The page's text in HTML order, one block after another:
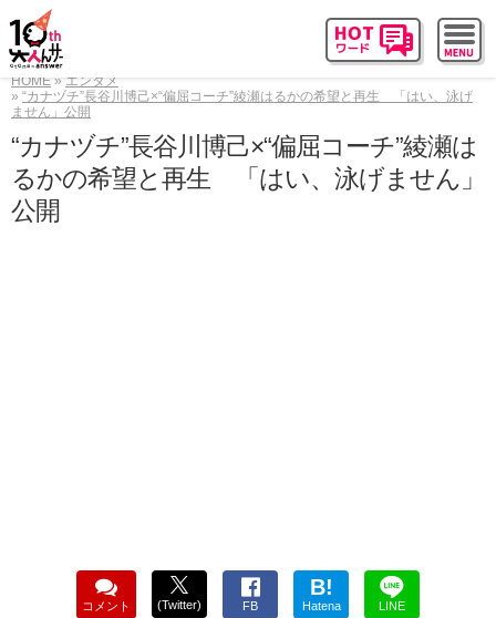
HOME
エンタメ
“カナヅチ”長谷川博己×“偏屈コーチ”綾瀬はるかの希望と再生 「はい、泳げ
ません」公開
“カナヅチ”長谷川博己×“偏屈コーチ”綾瀬は
るかの希望と再生 「はい、泳げません」
公開
コメント (Twitter) FB
B!
Hatena LINE